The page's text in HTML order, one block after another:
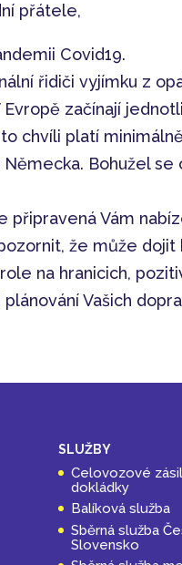
přátele,
Covid19.
řidiči vyjímku z
Evropě začínají
chvíli platí
Německa. Bohužel
připravená Vám
že může
na hranicich,
Vašich
SLUŽBY
Celovozové
dokládky
Balíková služba
Sběrná služba
Slovensko